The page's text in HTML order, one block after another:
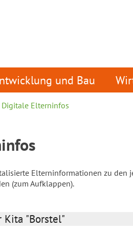
und Bau
Digitale Elterninfos
Elterninformationen zu den
(zum Aufklappen).
Kita "Borstel"